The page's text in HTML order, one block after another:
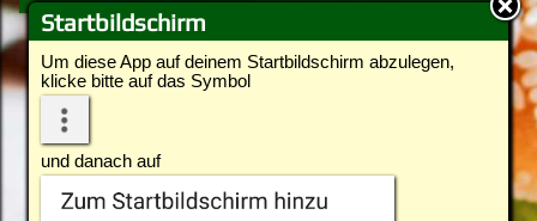
Startbildschirm
Um diese App auf deinem Startbildschirm abzulegen,
klicke bitte auf das Symbol
und danach auf